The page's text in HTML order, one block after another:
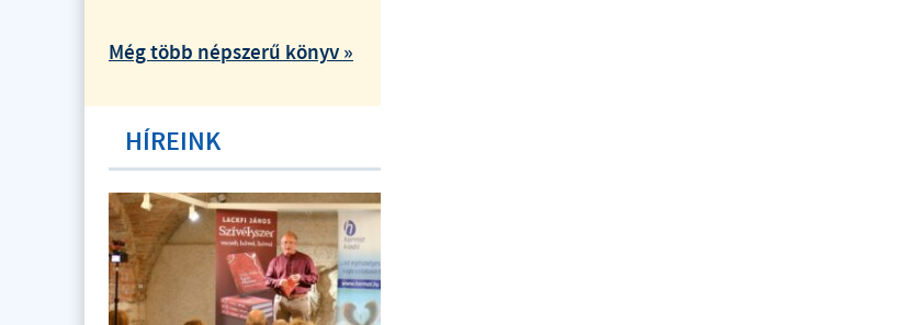
Még több népszerű könyv »
HÍREINK